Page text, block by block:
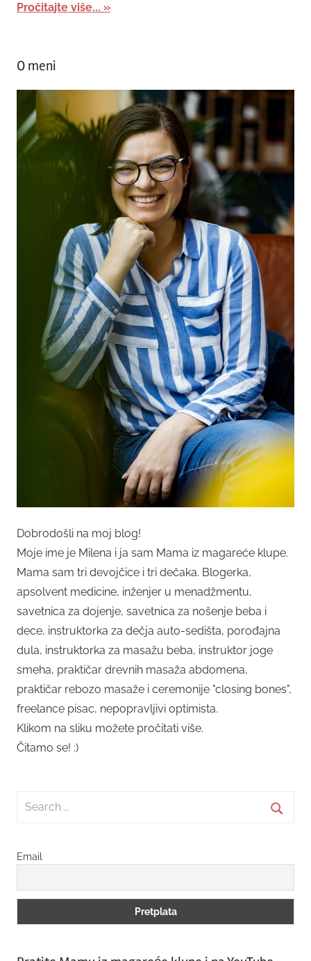
Pročitajte više...
O meni
Dobrodošli na moj blog!
Moje ime je Milena i ja sam Mama iz magareće klupe.
Mama sam tri devojčice i tri dečaka. Blogerka,
apsolvent medicine, inženjer u menadžmentu,
savetnica za dojenje, savetnica za nošenje beba i
dece, instruktorka za dečja auto-sedišta, porođajna
dula, instruktorka za masažu beba, instruktor joge
smeha, praktičar drevnih masaža abdomena,
praktičar rebozo masaže i ceremonije "closing bones",
freelance pisac, nepopravljivi optimista.
Klikom na sliku možete pročitati više.
Čitamo se! :)
Search
Email